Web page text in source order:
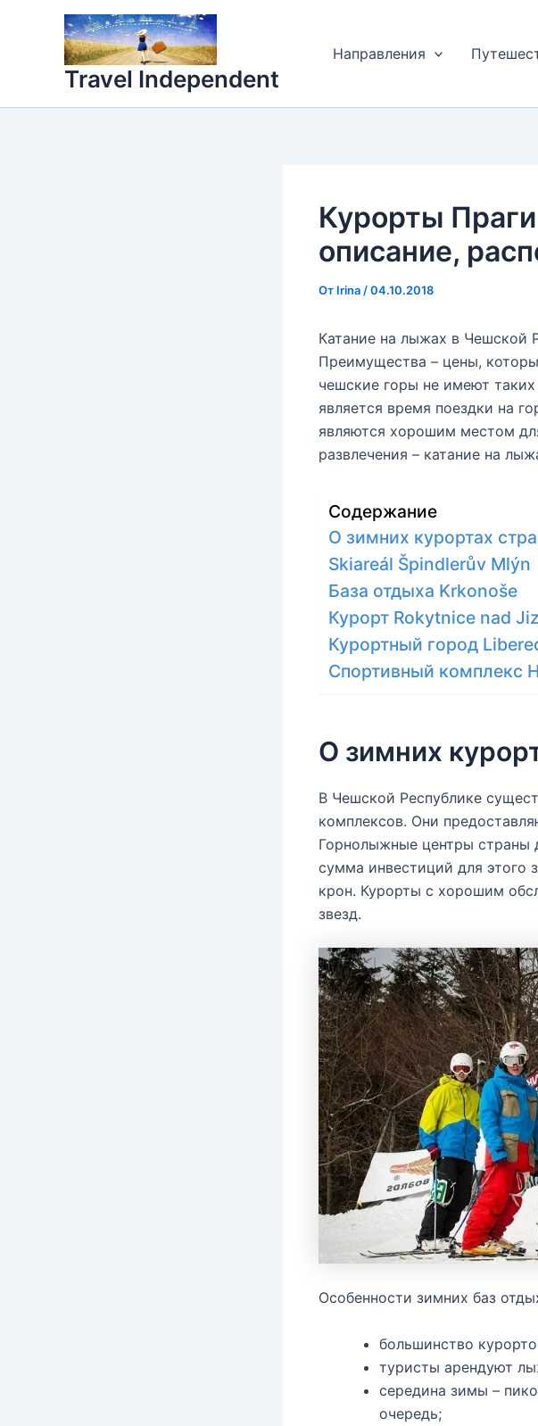
содержимому
Travel Independent
Направления
Курорты
описание,
От Irina /04.10.2018
Катание на лыжах в Чешской
Преимущества – цены,
чешские горы не имеют
является время поездки на
являются хорошим местом
развлечения – катание на
Содержание
О зимних курортах
Skiareál Špindlerův Mlýn
База отдыха Krkonoše
Курорт Rokytnice nad
Курортный город
Спортивный комплекс
О зимних
В Чешской Республике
комплексов. Они
Горнолыжные центры
сумма инвестиций для этого
крон. Курорты с хорошим
звезд.
Особенности зимних баз
большинство
туристы арендуют
середина зимы –
очередь;